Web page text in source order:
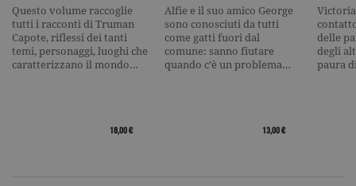
Questo volume raccoglie
tutti i racconti di Truman
Capote, riflessi dei tanti
temi, personaggi, luoghi che
caratterizzano il mondo…
18,00 €
Alfie e il suo amico George
sono conosciuti da tutti
come gatti fuori dal
comune: sanno fiutare
quando c’è un problema…
13,00 €
delle
degli
paura
volume di
traffico.
_ga
.garzanti.it
Questo
cookie è
associato a